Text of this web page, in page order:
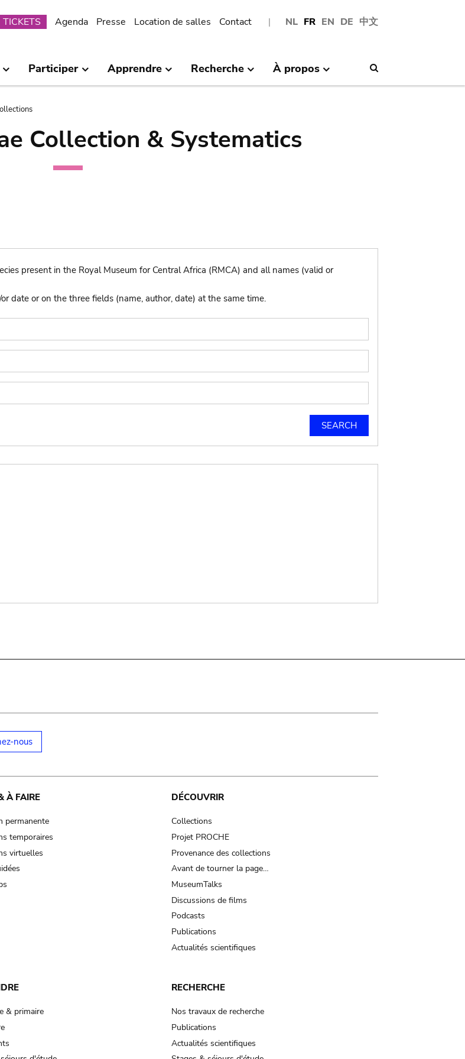
NL FR EN DE 中文
TICKETS Agenda Presse Location de salles Contact
Participer Apprendre Recherche À propos
Collection & Systematics
present in the Royal Museum for Central Africa (RMCA) and all names (valid or
date or on the three fields (name, author, date) at the same time.
nous
À FAIRE
permanente
temporaires
virtuelles
DÉCOUVRIR
Collections
Projet PROCHE
Provenance des collections
Avant de tourner la page…
MuseumTalks
Discussions de films
Podcasts
Publications
Actualités scientifiques
& primaire
RECHERCHE
Nos travaux de recherche
Publications
Actualités scientifiques